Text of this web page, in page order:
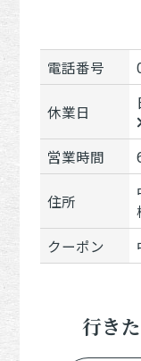
電話番号
休業日
営業時間
住所
クーポン
行き